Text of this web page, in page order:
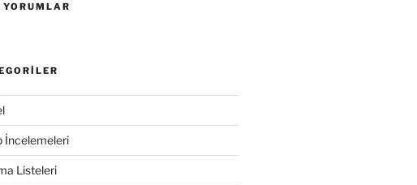
YORUMLAR
İncelemeleri
Listeleri